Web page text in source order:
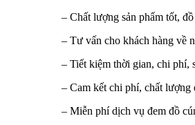
– Chất lượng sản phẩm tốt,
– Tư vấn cho khách hàng về
– Tiết kiệm thời gian, chi phí,
– Cam kết chi phí, chất
– Miễn phí dịch vụ đem đồ